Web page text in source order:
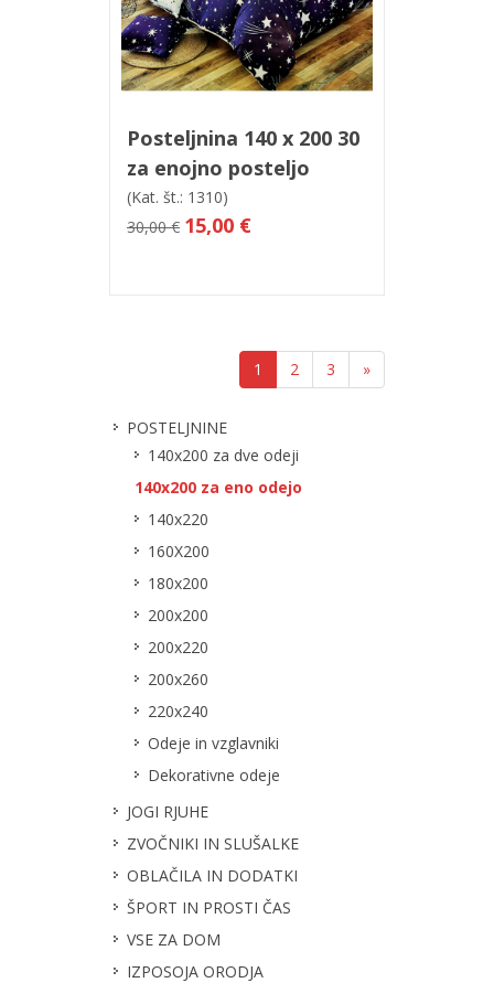
V košarico Hitri ogled
Posteljnina 140 x 200 30
za enojno posteljo
(Kat. št.: 1310)
30,00 € 15,00 €
1 2 3 »
POSTELJNINE
140x200 za dve odeji
140x200 za eno odejo
140x220
160X200
180x200
200x200
200x220
200x260
220x240
Odeje in vzglavniki
Dekorativne odeje
JOGI RJUHE
ZVOČNIKI IN SLUŠALKE
OBLAČILA IN DODATKI
ŠPORT IN PROSTI ČAS
VSE ZA DOM
IZPOSOJA ORODJA